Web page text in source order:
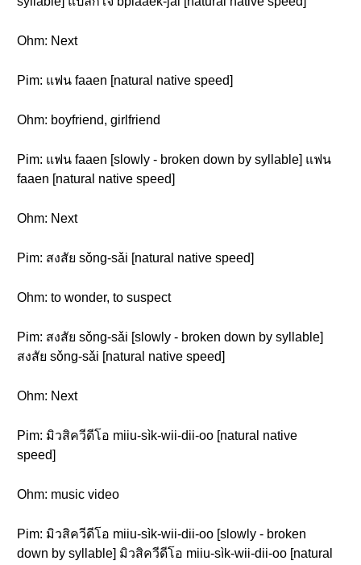
Ohm: Next
Pim: แฟน faaen [natural native speed]
Ohm: boyfriend, girlfriend
Pim: แฟน faaen [slowly - broken down by syllable] แฟน
faaen [natural native speed]
Ohm: Next
Pim: สงสัย sǒng-sǎi [natural native speed]
Ohm: to wonder, to suspect
Pim: สงสัย sǒng-sǎi [slowly - broken down by syllable]
สงสัย sǒng-sǎi [natural native speed]
Ohm: Next
Pim: มิวสิควีดีโอ miiu-sìk-wii-dii-oo [natural native
speed]
Ohm: music video
Pim: มิวสิควีดีโอ miiu-sìk-wii-dii-oo [slowly - broken
down by syllable] มิวสิควีดีโอ miiu-sìk-wii-dii-oo [natural